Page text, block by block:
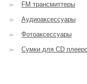
FM трансмиттеры
Аудиоаксессуары
Фотоаксессуары
Сумки для CD